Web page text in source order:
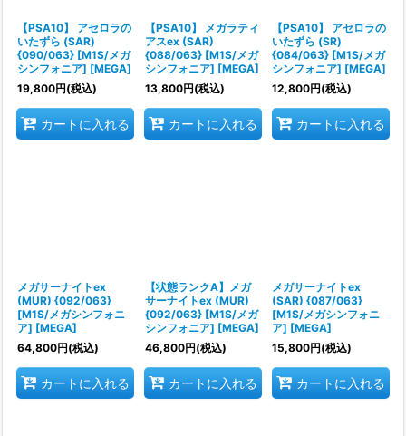
絞り込む
【PSA10】 アセロラの
いたずら (SAR)
{090/063} [M1S/メガ
シンフォニア] [MEGA]
19,800円(税込)
カートに入れる
【PSA10】 メガラティ
アスex (SAR)
{088/063} [M1S/メガ
シンフォニア] [MEGA]
13,800円(税込)
カートに入れる
【PSA10】 アセロラの
いたずら (SR)
{084/063} [M1S/メガ
シンフォニア] [MEGA]
12,800円(税込)
カートに入れる
メガサーナイトex
(MUR) {092/063}
[M1S/メガシンフォニ
ア] [MEGA]
64,800円(税込)
カートに入れる
【状態ランクA】メガ
サーナイトex (MUR)
{092/063} [M1S/メガ
シンフォニア] [MEGA]
46,800円(税込)
カートに入れる
メガサーナイトex
(SAR) {087/063}
[M1S/メガシンフォニ
ア] [MEGA]
15,800円(税込)
カートに入れる